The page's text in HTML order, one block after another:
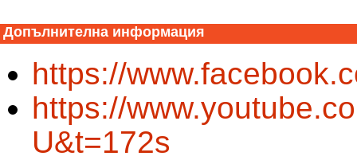
Допълнителна информация
https://
https://
U&t=172s